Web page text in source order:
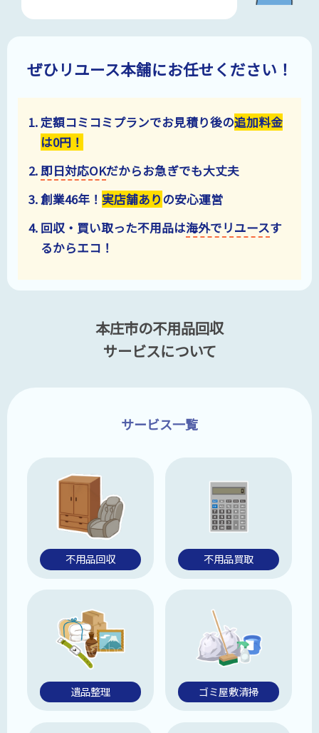
ぜひリユース本舗にお任せください！
定額コミコミプランでお見積り後の追加料金
は0円！
即日対応OKだからお急ぎでも大丈夫
創業46年！ 実店舗ありの安心運営
回収・買い取った不用品は海外でリユースす
るからエコ！
本庄市の不用品回収
サービスについて
サービス一覧
不用品回収 不用品買取
遺品整理 ゴミ屋敷清掃